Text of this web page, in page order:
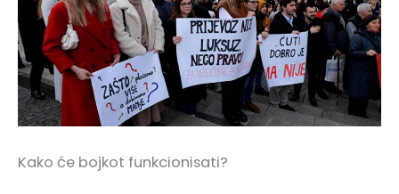
Kako će bojkot funkcionisati?